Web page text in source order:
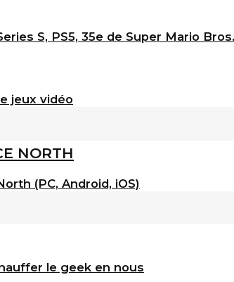
S, PS5, 35e de Super Mario
jeux vidéo
(PC, Android, iOS)
le geek en nous